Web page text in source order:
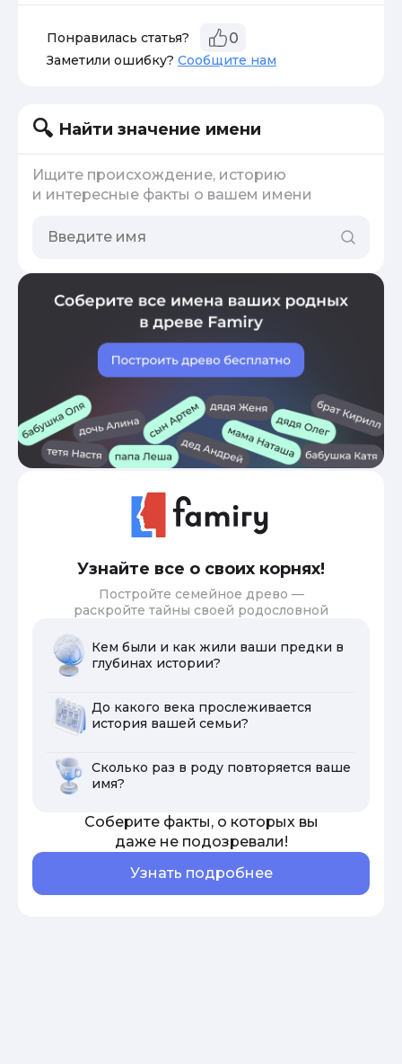
Понравилась статья? 0
Заметили ошибку? Сообщите нам
Найти значение имени
Ищите происхождение, историю
и интересные факты о вашем имени
Узнайте все о своих корнях!
Постройте семейное древо —
раскройте тайны своей родословной
Кем были и как жили ваши предки в
глубинах истории?
До какого века прослеживается
история вашей семьи?
Сколько раз в роду повторяется ваше
имя?
Соберите факты, о которых вы
даже не подозревали!
Узнать подробнее